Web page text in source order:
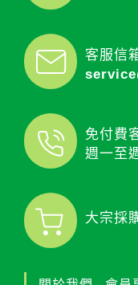
客服信
免付費
週一至
大宗採